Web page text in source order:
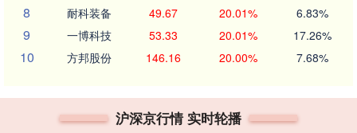
8 耐科装备 49.67 20.01% 6.83%
9 一博科技 53.33 20.01% 17.26%
10 方邦股份 146.16 20.00% 7.68%
沪深京行情 实时轮播